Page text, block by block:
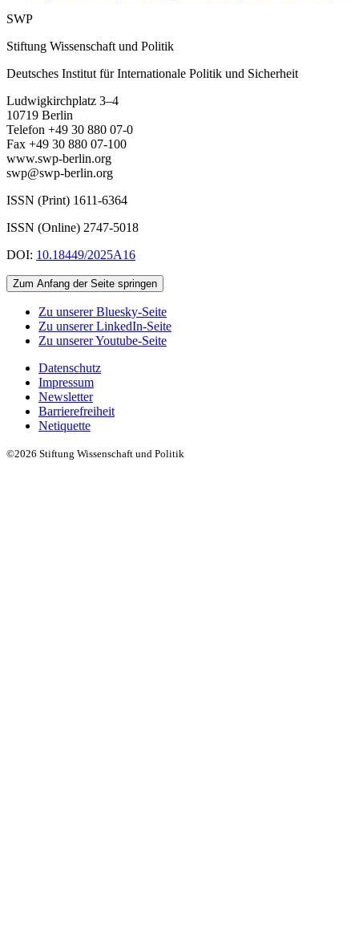
SWP
Stiftung Wissenschaft und Politik
Deutsches Institut für Internationale Politik und Sicherheit
Ludwigkirchplatz 3–4
10719 Berlin
Telefon +49 30 880 07-0
Fax +49 30 880 07-100
www.swp-berlin.org
swp@swp-berlin.org
ISSN (Print) 1611-6364
ISSN (Online) 2747-5018
DOI: 10.18449/2025A16
Zum Anfang der Seite springen
Zu unserer Bluesky-Seite
Zu unserer LinkedIn-Seite
Zu unserer Youtube-Seite
Datenschutz
Impressum
Newsletter
Barrierefreiheit
Netiquette
©2026 Stiftung Wissenschaft und Politik